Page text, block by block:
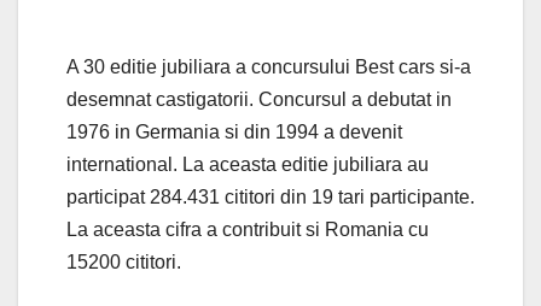
A 30 editie jubiliara a concursului Best cars si-a
desemnat castigatorii. Concursul a debutat in
1976 in Germania si din 1994 a devenit
international. La aceasta editie jubiliara au
participat 284.431 cititori din 19 tari participante.
La aceasta cifra a contribuit si Romania cu
15200 cititori.